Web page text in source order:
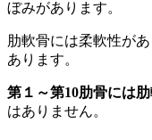
ぼみがあります。
肋軟骨には柔軟性が
あります。
第１～第10肋骨には
はありません。